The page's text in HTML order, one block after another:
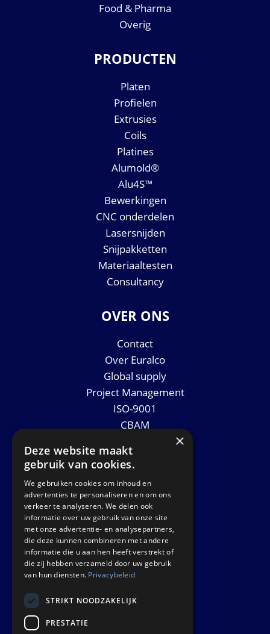
Food & Pharma
Overig
PRODUCTEN
Platen
Profielen
Extrusies
Coils
Platines
Alumold®
Alu4S™
Bewerkingen
CNC onderdelen
Lasersnijden
Snijpakketten
Materiaaltesten
Consultancy
OVER ONS
Contact
Over Euralco
Global supply
Project Management
ISO-9001
CBAM
Nieuws
GET IN TOUCH
Euralco Europe B.V.
Zinkstraat 24 - E9451
4823 AD Breda
The Netherlands
×
Deze website maakt
gebruik van cookies.
We gebruiken cookies om inhoud en
advertenties te personaliseren en om ons
verkeer te analyseren. We delen ook
informatie over uw gebruik van onze site
met onze advertentie- en analysepartners,
die deze kunnen combineren met andere
informatie die u aan hen heeft verstrekt of
die zij hebben verzameld door uw gebruik
van hun diensten. Privacybeleid
STRIKT NOODZAKELIJK
PRESTATIE